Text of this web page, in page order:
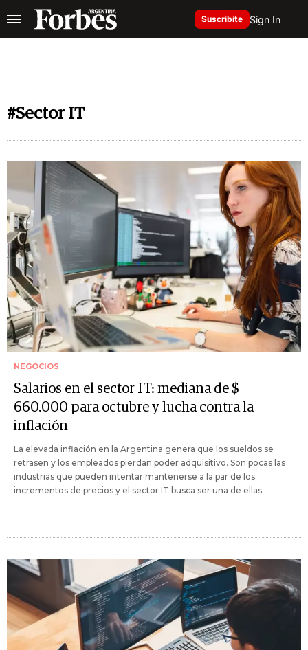
Suscribite Sign In
#Sector IT
NEGOCIOS
Salarios en el sector IT: mediana de $
660.000 para octubre y lucha contra la
inflación
La elevada inflación en la Argentina genera que los sueldos se
retrasen y los empleados pierdan poder adquisitivo. Son pocas las
industrias que pueden intentar mantenerse a la par de los
incrementos de precios y el sector IT busca ser una de ellas.